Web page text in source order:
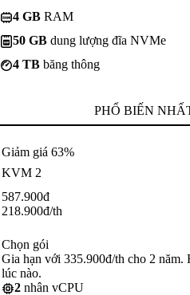
4 GB RAM
50 GB dung lượng đĩa NVMe
4 TB băng thông
PHỔ BIẾN
Giảm giá 63%
KVM 2
587.900đ
218.900đ/th
Chọn gói
Gia hạn với 335.900đ/th cho 2 năm.
lúc nào.
2 nhân vCPU